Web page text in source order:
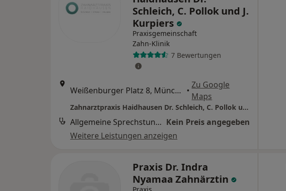
Schleich, C. Pollok und J.
Kurpiers
Praxisgemeinschaft
Zahn-Klinik
7 Bewertungen
Weißenburger Platz 8, München •
Zu Google
Maps
Zahnarztpraxis Haidhausen Dr. Schleich, C. Pollok und J. Kurpiers
Allgemeine Sprechstunde Kein Preis angegeben
Weitere Leistungen anzeigen
Praxis Dr. Indra
Nyamaa Zahnärztin